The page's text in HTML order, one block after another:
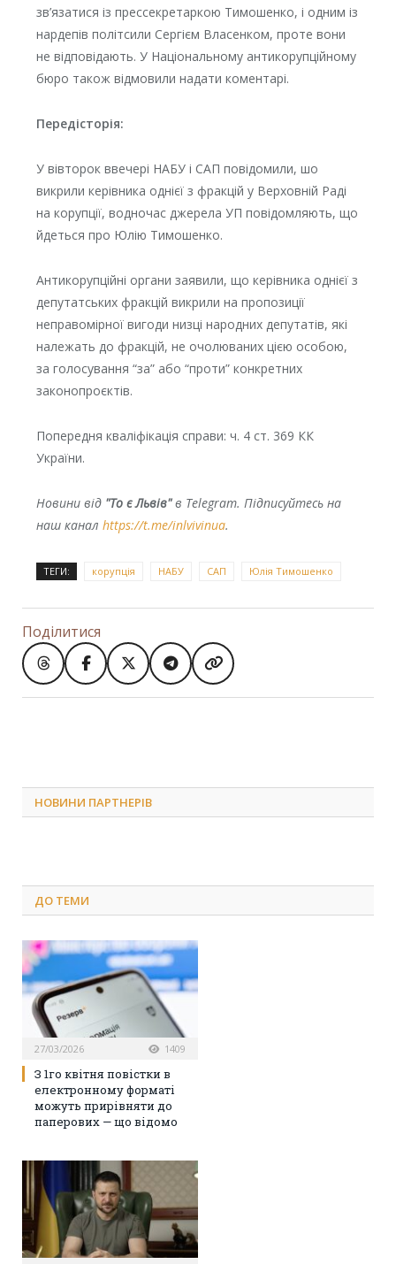
зв’язатися із прессекретаркою Тимошенко, і одним із
нардепів політсили Сергієм Власенком, проте вони
не відповідають. У Національному антикорупційному
бюро також відмовили надати коментарі.
Передісторія:
У вівторок ввечері НАБУ і САП повідомили, шо
викрили керівника однієї з фракцій у Верховній Раді
на корупції, водночас джерела УП повідомляють, що
йдеться про Юлію Тимошенко.
Антикорупційні органи заявили, що керівника однієї з
депутатських фракцій викрили на пропозиції
неправомірної вигоди низці народних депутатів, які
належать до фракцій, не очолюваних цією особою,
за голосування “за” або “проти” конкретних
законопроєктів.
Попередня кваліфікація справи: ч. 4 ст. 369 КК
України.
Новини від "То є Львів"в Telegram. Підписуйтесь на
наш канал https://t.me/inlvivinua.
ТЕГИ: корупція НАБУ САП Юлія Тимошенко
Поділитися
НОВИНИ ПАРТНЕРІВ
ДО ТЕМИ
27/03/2026 1409
З 1го квітня повістки в
електронному форматі
можуть прирівняти до
паперових — що відомо